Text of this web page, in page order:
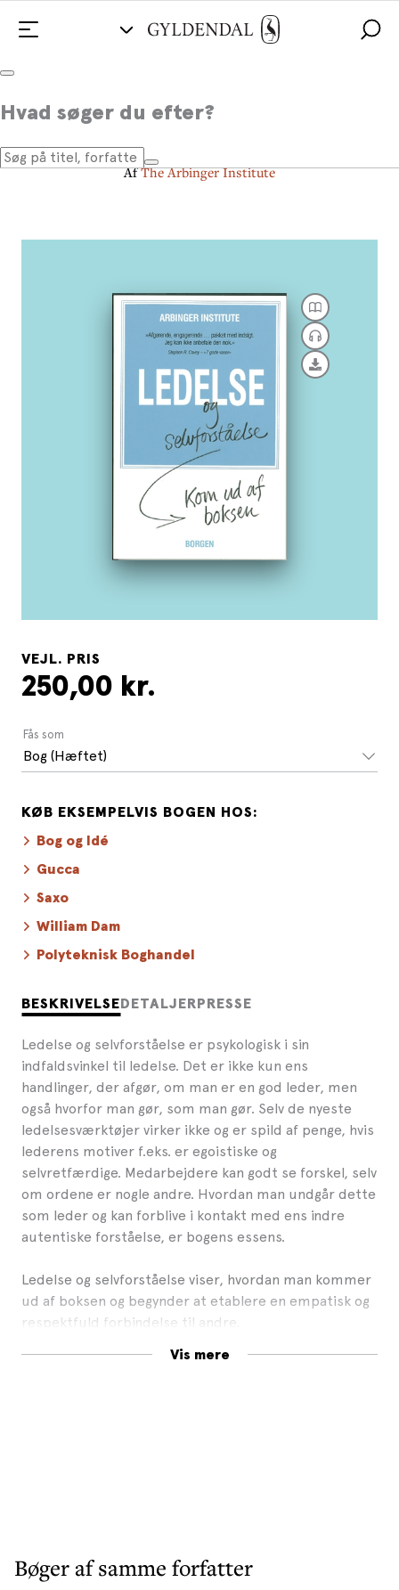
Hvad søger du efter?
Ledelse og selvforståelse
Kom ud af boksen
AfThe Arbinger Institute
BESKRIVELSE DETALJER PRESSE
Ledelse og selvforståelse er psykologisk i sin
indfaldsvinkel til ledelse. Det er ikke kun ens
handlinger, der afgør, om man er en god leder, men
også hvorfor man gør, som man gør. Selv de nyeste
ledelsesværktøjer virker ikke og er spild af penge, hvis
lederens motiver f.eks. er egoistiske og
selvretfærdige. Medarbejdere kan godt se forskel, selv
om ordene er nogle andre. Hvordan man undgår dette
som leder og kan forblive i kontakt med ens indre
autentiske forståelse, er bogens essens.
Ledelse og selvforståelse viser, hvordan man kommer
ud af boksen og begynder at etablere en empatisk og
respektfuld forbindelse til andre.
Ledelse og selvforståelse er personligt udfordrende
Vis mere
VEJL. PRIS
250,00 kr.
Fås som
Bog (Hæftet)
KØB EKSEMPELVIS BOGEN HOS:
Bog og Idé
Gucca
Saxo
William Dam
Polyteknisk Boghandel
Bøger af samme forfatter